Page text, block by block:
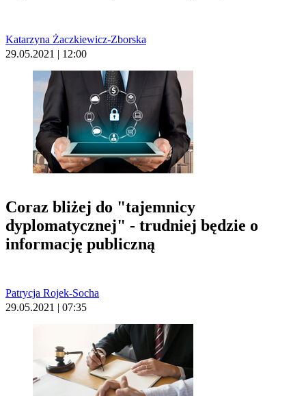
Katarzyna Żaczkiewicz-Zborska
29.05.2021 | 12:00
Coraz bliżej do "tajemnicy
dyplomatycznej" - trudniej będzie o
informację publiczną
Patrycja Rojek-Socha
29.05.2021 | 07:35